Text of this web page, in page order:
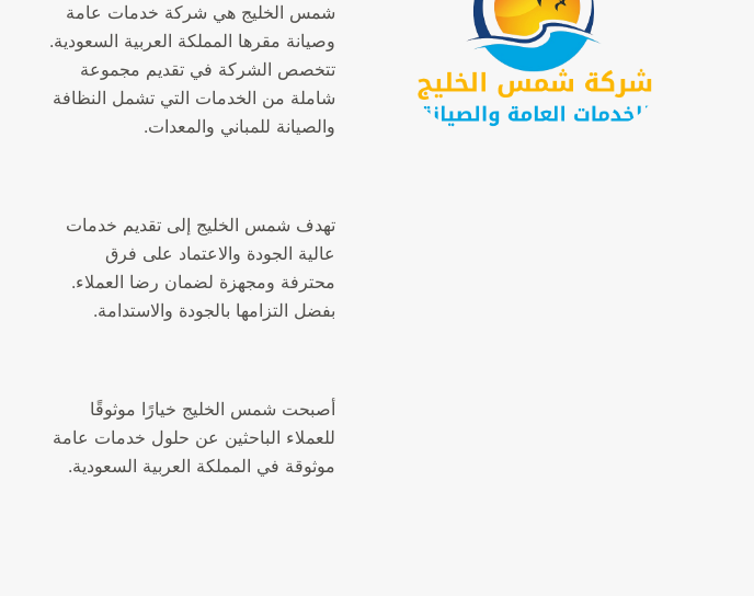
شمس الخليج هي شركة خدمات عامة
وصيانة مقرها المملكة العربية السعودية.
تتخصص الشركة في تقديم مجموعة
شاملة من الخدمات التي تشمل النظافة
والصيانة للمباني والمعدات.
تهدف شمس الخليج إلى تقديم خدمات
عالية الجودة والاعتماد على فرق
محترفة ومجهزة لضمان رضا العملاء.
بفضل التزامها بالجودة والاستدامة.
أصبحت شمس الخليج خيارًا موثوقًا
للعملاء الباحثين عن حلول خدمات عامة
موثوقة في المملكة العربية السعودية.